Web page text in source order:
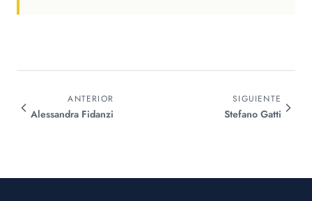
ANTERIOR
Alessandra Fidanzi
SIGUIENTE
Stefano Gatti